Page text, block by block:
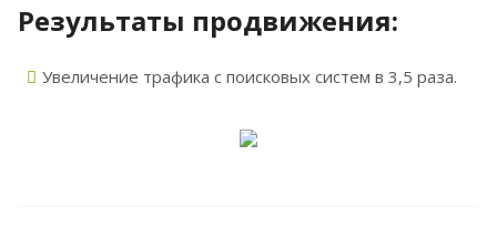
Результаты продвижения:
Увеличение трафика с поисковых систем в 3,5 раза.